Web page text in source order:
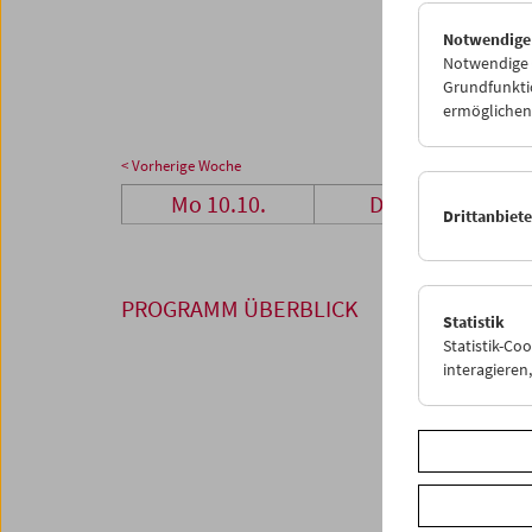
31
< Vorherige Woche
Mo 10.10. Di 11.10.
PROGRAMM ÜBERBLICK
Notwendige
Statistik
Statistik-